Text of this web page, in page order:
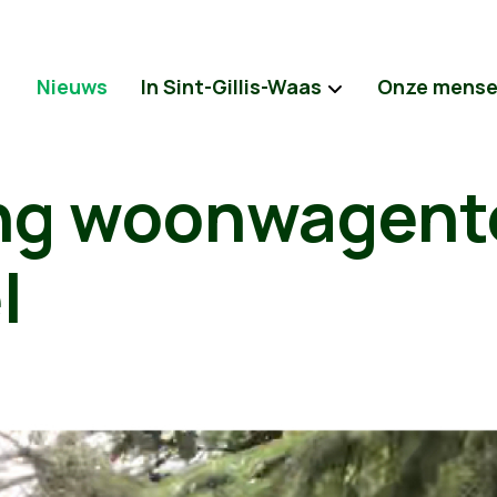
Nieuws In Sint-Gillis-Waas Onze